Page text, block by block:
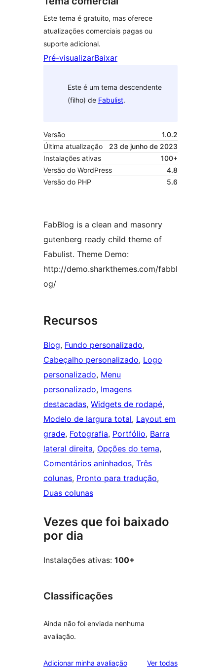
Este tema é gratuito, mas oferece
atualizações comerciais pagas ou
suporte adicional.
Pré-visualizarBaixar
Este é um tema descendente
(filho) de Fabulist.
Versão
1.0.2
Última atualização
23 de junho de 2023
Instalações ativas
100+
Versão do WordPress
4.8
Versão do PHP
5.6
FabBlog is a clean and masonry
gutenberg ready child theme of
Fabulist. Theme Demo:
http://demo.sharkthemes.com/fabbl
og/
Recursos
Blog, Fundo personalizado
Cabeçalho personalizado, Logo
personalizado, Menu
personalizado, Imagens
destacadas, Widgets de rodapé
Modelo de largura total, Layout em
grade, Fotografia, Portfólio, Barra
lateral direita, Opções do tema
Comentários aninhados, Três
colunas, Pronto para tradução
Duas colunas
Vezes que foi baixado
por dia
Instalações ativas: 100+
Classificações
Ainda não foi enviada nenhuma
avaliação.
Adicionar minha avaliação Ver todasavaliações